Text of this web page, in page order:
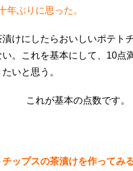
年ぶりに思った。
けにしたらおいしいポテト
。これを基本にして、10点
いと思う。
ップスの茶漬けを作ってみ